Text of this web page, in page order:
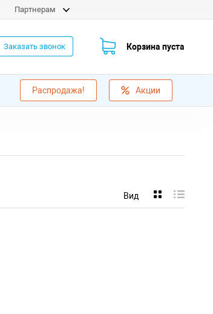
Партнерам
Заказать звонок Корзина пуста
Распродажа! Акции
Вид